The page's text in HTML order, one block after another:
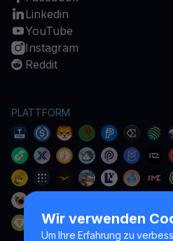
Wir verwenden
Um Ihre Erfahrung zu
Linkedin
YouTube
Instagram
Reddit
PLATTFORM